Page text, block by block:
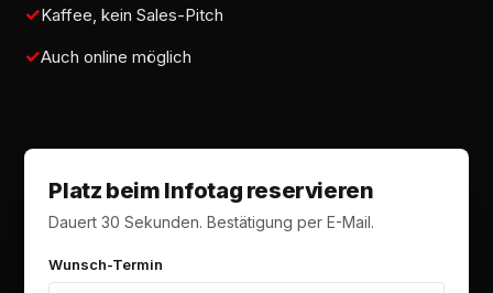
Kaffee, kein Sales-Pitch
Auch online möglich
Platz beim Infotag reservieren
Dauert 30 Sekunden. Bestätigung per E-Mail.
Wunsch-Termin